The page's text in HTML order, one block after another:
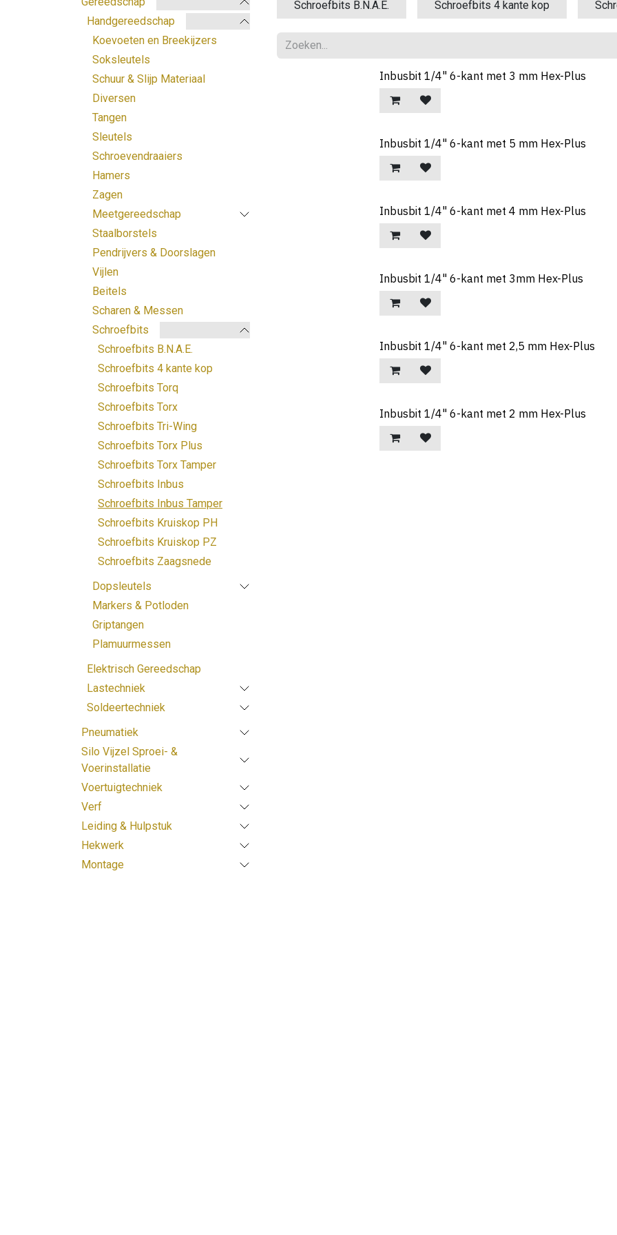
Handgereedschap
Koevoeten en Breekijzers
Soksleutels
Schuur & Slijp Materiaal
Diversen
Tangen
Sleutels
Schroevendraaiers
Hamers
Zagen
Meetgereedschap
Staalborstels
Pendrijvers & Doorslagen
Vijlen
Beitels
Scharen & Messen
Schroefbits
Schroefbits B.N.A.E.
Schroefbits 4 kante kop
Schroefbits Torq
Schroefbits Torx
Schroefbits Tri-Wing
Schroefbits Torx Plus
Schroefbits Torx Tamper
Schroefbits Inbus
Schroefbits Inbus Tamper
Schroefbits Kruiskop PH
Schroefbits Kruiskop PZ
Schroefbits Zaagsnede
Dopsleutels
Markers & Potloden
Griptangen
Plamuurmessen
Elektrisch Gereedschap
Lastechniek
Soldeertechniek
Pneumatiek
Silo Vijzel Sproei- &
Voerinstallatie
Voertuigtechniek
Verf
Leiding & Hulpstuk
Hekwerk
Montage
Schroefbits B.N.A.E. Schroefbits 4 kante kop
Inbusbit 1/4" 6-kant met 3 mm Hex-Plus
Inbusbit 1/4" 6-kant met 5 mm Hex-Plus
Inbusbit 1/4" 6-kant met 4 mm Hex-Plus
Inbusbit 1/4" 6-kant met 3mm Hex-Plus
Inbusbit 1/4" 6-kant met 2,5 mm Hex-Plus
Inbusbit 1/4" 6-kant met 2 mm Hex-Plus